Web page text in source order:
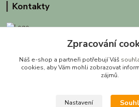
Kontakty
Gabriela Pawlasová Koppová
Zpracování
Náš e-shop a partneři potřebují Váš
cookies, aby Vám mohli zobrazovat
zájmů.
Nastavení